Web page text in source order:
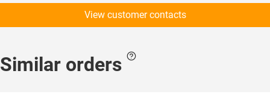
View customer contacts
Similar orders